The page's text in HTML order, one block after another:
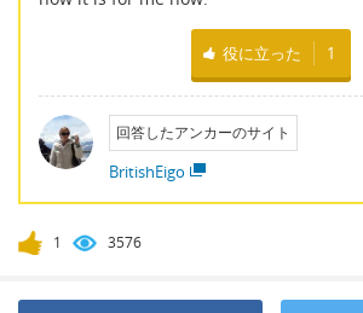
役に立った 1
回答したアンカーのサイト
BritishEigo
1 3576